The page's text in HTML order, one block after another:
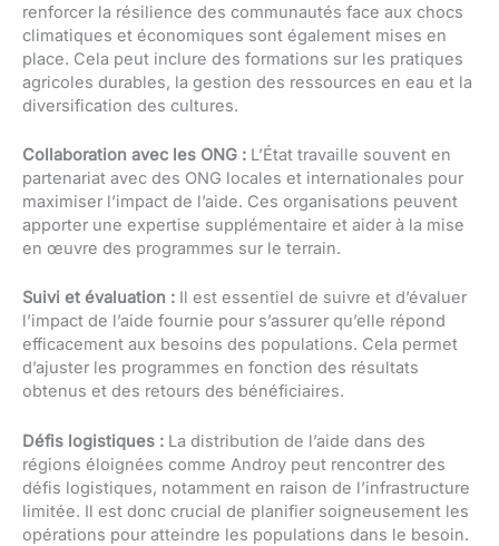
renforcer la résilience des communautés face aux chocs
climatiques et économiques sont également mises en
place. Cela peut inclure des formations sur les pratiques
agricoles durables, la gestion des ressources en eau et la
diversification des cultures.
Collaboration avec les ONG : L’État travaille souvent en
partenariat avec des ONG locales et internationales pour
maximiser l’impact de l’aide. Ces organisations peuvent
apporter une expertise supplémentaire et aider à la mise
en œuvre des programmes sur le terrain.
Suivi et évaluation : Il est essentiel de suivre et d’évaluer
l’impact de l’aide fournie pour s’assurer qu’elle répond
efficacement aux besoins des populations. Cela permet
d’ajuster les programmes en fonction des résultats
obtenus et des retours des bénéficiaires.
Défis logistiques : La distribution de l’aide dans des
régions éloignées comme Androy peut rencontrer des
défis logistiques, notamment en raison de l’infrastructure
limitée. Il est donc crucial de planifier soigneusement les
opérations pour atteindre les populations dans le besoin.